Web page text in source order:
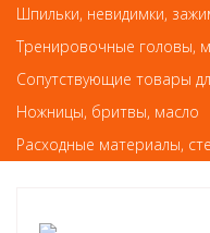
Шпильки, невидимки,
Тренировочные головы,
Сопутствующие товары
Ножницы, бритвы, масло
Расходные материалы,